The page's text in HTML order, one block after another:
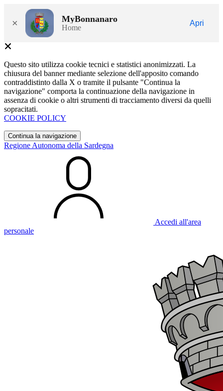
× MyBonnanaro
Home
Apri
Questo sito utilizza cookie tecnici e statistici anonimizzati. La
chiusura del banner mediante selezione dell'apposito comando
contraddistinto dalla X o tramite il pulsante "Continua la
navigazione" comporta la continuazione della navigazione in
assenza di cookie o altri strumenti di tracciamento diversi da quelli
sopracitati.
COOKIE POLICY
Continua la navigazione
Regione Autonoma della Sardegna
Accedi all'area
personale